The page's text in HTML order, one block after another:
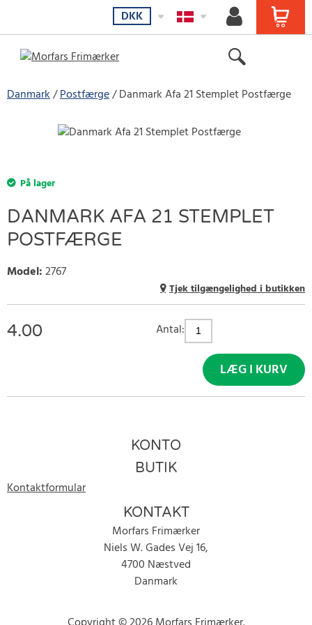
DKK
Danmark Postfærge Danmark Afa 21 Stemplet Postfærge
På lager
DANMARK AFA 21 STEMPLET
POSTFÆRGE
Model:2767
Tjek tilgængelighed i butikken
4.00 Antal:
LÆG I KURV
KONTO
BUTIK
Kontaktformular
KONTAKT
Morfars Frimærker
Niels W. Gades Vej 16,
4700 Næstved
Danmark